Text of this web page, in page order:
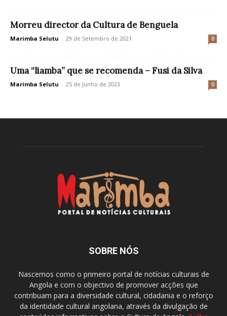
Morreu director da Cultura de Benguela
Marimba Selutu - 29 de Setembro de 2021 0
Uma “liamba” que se recomenda – Fusi da Silva
Marimba Selutu - 25 de Junho de 2023 0
SOBRE NÓS
Nascemos como o primeiro portal de notícias culturais de
Angola e com o objectivo de promover acções que
contribuam para a diversidade cultural, cidadania e o reforço
da identidade cultural angolana, através da divulgação de